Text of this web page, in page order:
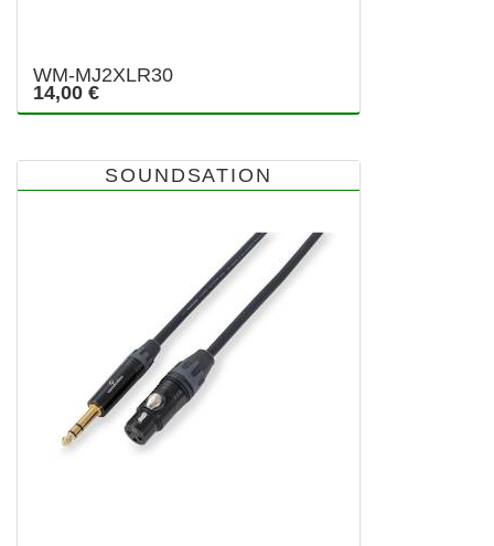
WM-MJ2XLR30
14,00 €
SOUNDSATION